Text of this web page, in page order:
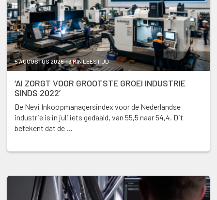
5 AUGUSTUS 2026 - 3 MIN LEESTIJD
‘AI ZORGT VOOR GROOTSTE GROEI INDUSTRIE
SINDS 2022’
De Nevi Inkoopmanagersindex voor de Nederlandse
industrie is in juli iets gedaald, van 55,5 naar 54,4. Dit
betekent dat de …